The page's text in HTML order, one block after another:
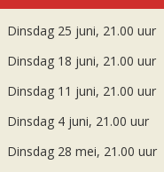
Dinsdag 25 juni, 21.00 uur
Dinsdag 18 juni, 21.00 uur
Dinsdag 11 juni, 21.00 uur
Dinsdag 4 juni, 21.00 uur
Dinsdag 28 mei, 21.00 uur